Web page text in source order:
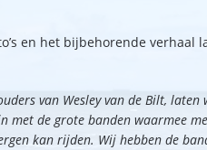
KID-DO CLICK & GO
en het bijbehorende verhaal
van Wesley van de Bilt, laten
met de grote banden waarmee
kan rijden. Wij hebben de